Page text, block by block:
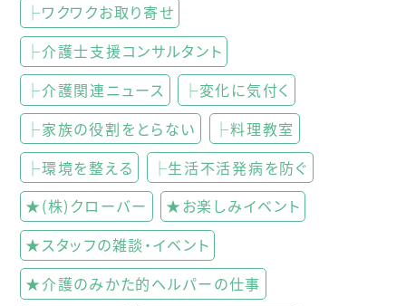
├ワクワクお取り寄せ
├介護士支援コンサルタント
├介護関連ニュース
├変化に気付く
├家族の役割をとらない
├料理教室
├環境を整える
├生活不活発病を防ぐ
★(株)クローバー
★お楽しみイベント
★スタッフの雑談・イベント
★介護のみかた的ヘルパーの仕事